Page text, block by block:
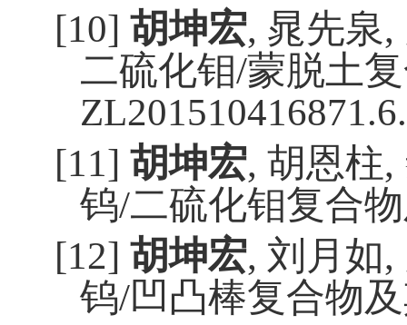
[10] 胡坤宏, 晁先泉,
二硫化钼/蒙脱土
ZL201510416871.6.
[11] 胡坤宏, 胡恩柱,
钨/二硫化钼复合
[12] 胡坤宏, 刘月如,
钨/凹凸棒复合物